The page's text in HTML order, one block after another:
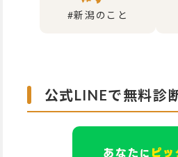
公式LINEで無料診
#新潟のこと